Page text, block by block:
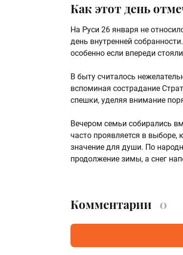
Как этот день
На Руси 26 января не
день внутренней
особенно если впереди
В быту считалось
вспоминая сострадание
спешки, уделяя внимание
Вечером семьи собирались
часто проявляется в
значение для души. По
продолжение зимы, а снег
Комментарии 0